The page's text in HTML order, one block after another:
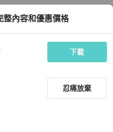
整內容和優惠價格
下載
忍痛放棄